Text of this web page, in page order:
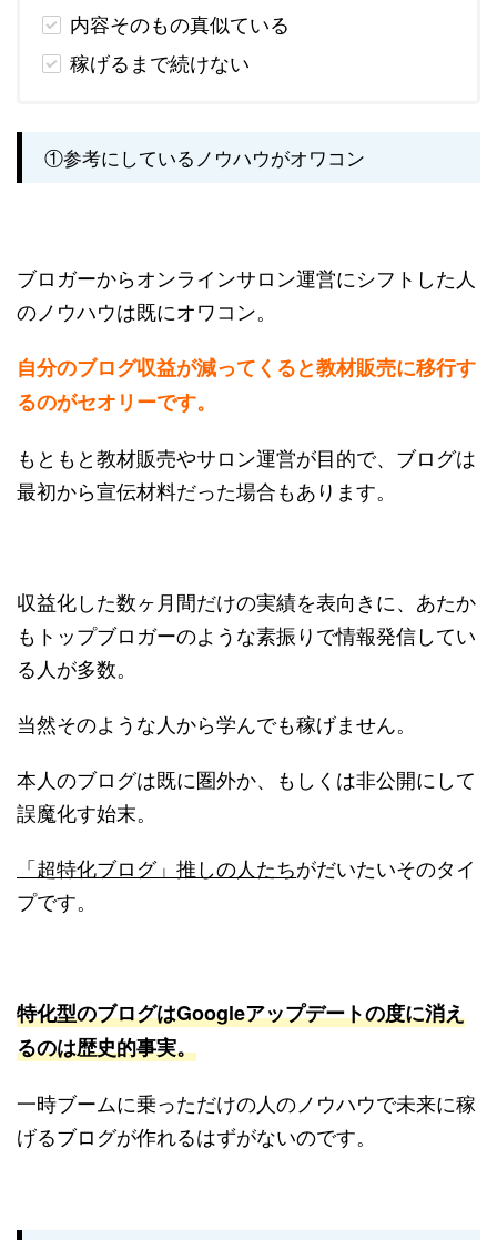
内容そのもの真似ている
稼げるまで続けない
①参考にしているノウハウがオワコン
ブロガーからオンラインサロン運営にシフトした人
のノウハウは既にオワコン。
自分のブログ収益が減ってくると教材販売に移行す
るのがセオリーです。
もともと教材販売やサロン運営が目的で、ブログは
最初から宣伝材料だった場合もあります。
収益化した数ヶ月間だけの実績を表向きに、あたか
もトップブロガーのような素振りで情報発信してい
る人が多数。
当然そのような人から学んでも稼げません。
本人のブログは既に圏外か、もしくは非公開にして
誤魔化す始末。
「超特化ブログ」推しの人たちがだいたいそのタイ
プです。
特化型のブログはGoogleアップデートの度に消え
るのは歴史的事実。
一時ブームに乗っただけの人のノウハウで未来に稼
げるブログが作れるはずがないのです。